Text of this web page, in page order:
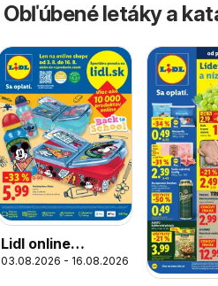
Obľúbené letáky a
Lidl online
magazín
03.08.2026 - 16.08.2026